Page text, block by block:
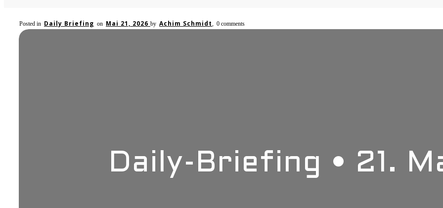
Posted in Daily Briefing on Mai 21, 2026 by Achim Schmidt, 0 comments
Daily-Briefing • 21.